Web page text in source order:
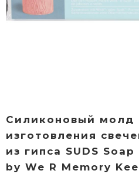
Силиконовый молд
изготовления
из гипса SUDS
by We R Memory